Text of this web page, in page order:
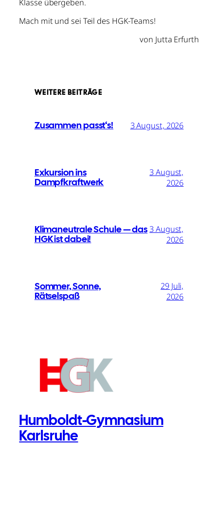
Klasse übergeben.
Mach mit und sei Teil des HGK-Teams!
von Jutta Erfurth
WEITERE BEITRÄGE
Zusammen passt‘s! 3 August, 2026
Exkursion ins
Dampfkraftwerk
3 August,
2026
Klimaneutrale Schule — das
HGK ist dabei!
3 August,
2026
Sommer, Sonne,
Rätselspaß
29 Juli,
2026
Humboldt-Gymnasium
Karlsruhe